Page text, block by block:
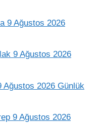
9 Ağustos 2026
9 Ağustos 2026
2026 Günlük
9 Ağustos 2026